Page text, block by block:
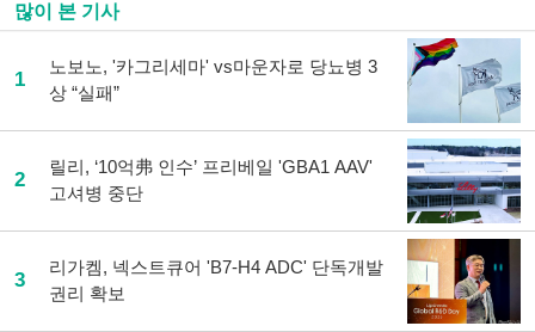
많이 본 기사
1
노보노, '카그리세마' vs마운자로 당뇨병 3
상 “실패”
2
릴리, ‘10억弗 인수’ 프리베일 'GBA1 AAV'
고셔병 중단
3
리가켐, 넥스트큐어 'B7-H4 ADC' 단독개발
권리 확보